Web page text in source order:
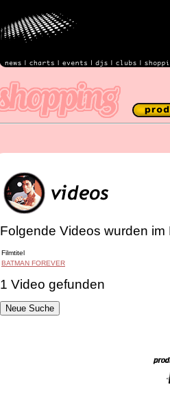
Folgende Videos wurden
Filmtitel
BATMAN FOREVER
1 Video gefunden